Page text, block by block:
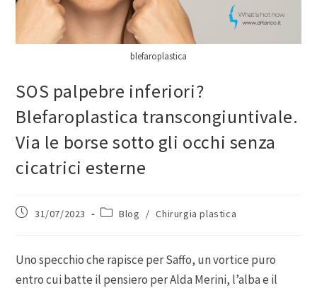
blefaroplastica
SOS palpebre inferiori?
Blefaroplastica transcongiuntivale.
Via le borse sotto gli occhi senza
cicatrici esterne
31/07/2023 Blog / Chirurgia plastica
Uno specchio che rapisce per Saffo, un vortice puro
entro cui batte il pensiero per Alda Merini, l’alba e il